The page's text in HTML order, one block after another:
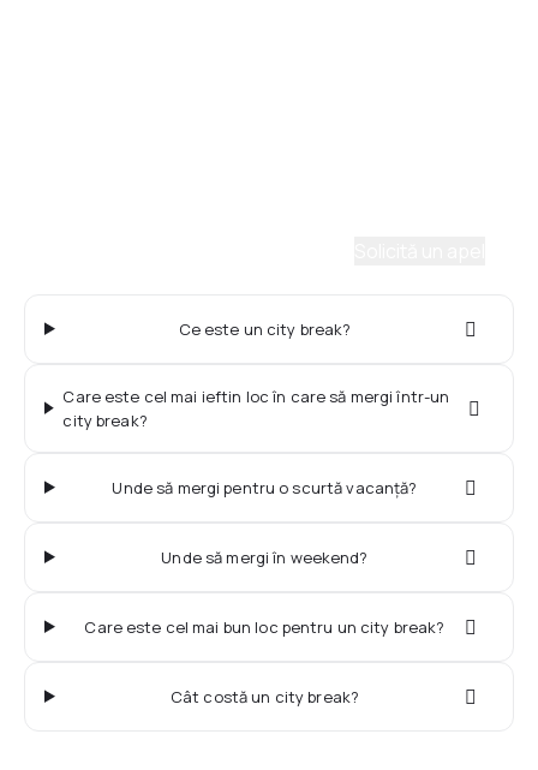
Ce este un city break?
Care este cel mai ieftin loc în care să mergi într-un
city break?
Unde să mergi pentru o scurtă vacanță?
Unde să mergi în weekend?
Care este cel mai bun loc pentru un city break?
Cât costă un city break?